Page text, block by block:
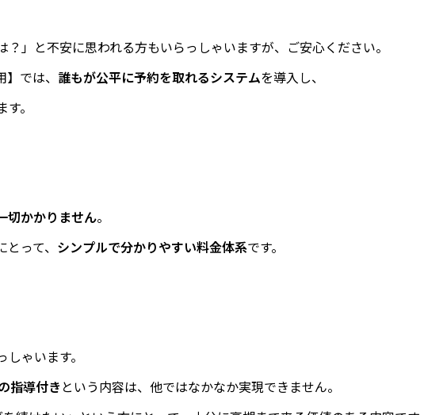
？」と不安に思われる方もいらっしゃいますが、ご安心ください。
では、 誰もが公平に予約を取れるシステムを導入し、
。
切かかりません。
って、 シンプルで分かりやすい料金体系です。
ゃいます。
指導付き という内容は、他ではなかなか実現できません。